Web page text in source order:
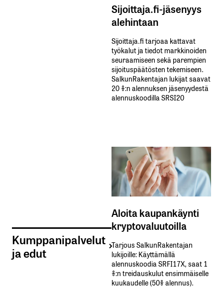
Kumppanipalvelut
ja edut
Sijoittaja.fi-jäsenyys
alehintaan
Sijoittaja.fi tarjoaa kattavat
työkalut ja tiedot markkinoiden
seuraamiseen sekä parempien
sijoituspäätösten tekemiseen.
SalkunRakentajan lukijat saavat
20 %:n alennuksen jäsenyydestä
alennuskoodilla SRSI20
Aloita kaupankäynti
kryptovaluutoilla
Tarjous SalkunRakentajan
lukijoille: Käyttämällä​ ​
alennuskoodia​ ​SRFI17X,​ ​saat​ ​1
%:n treidauskulut​ ​ensimmäiselle​ ​
kuukaudelle​ ​(50%​ ​alennus).